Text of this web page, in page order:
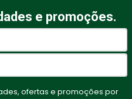
e promoções.
ofertas e promoções por